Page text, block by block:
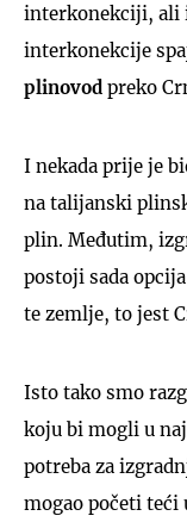
interkonekciji, ali
interkonekcije
plinovod preko
I nekada prije je
na talijanski
plin. Međutim,
postoji sada
te zemlje, to jest
Isto tako smo
koju bi mogli u
potreba za
mogao početi